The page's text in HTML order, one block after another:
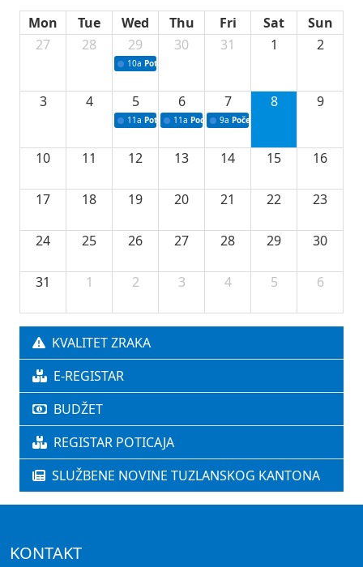
Mon Tue Wed Thu Fri Sat
Sun
27
28 29
10a Potpisivanje ugovora sa neprofitnim
30 31 1 2
3 4 5
11a Potpisivanje ugovora o stipendijama za
6
11a Podrška razvoju vodne infrastrukture u
7
9a Početak izgradnje nove
8 9
10 11 12 13 14 15 16
17 18 19 20 21 22 23
24 25 26 27 28 29 30
31 1 2 3 4 5 6
KVALITET ZRAKA
E-REGISTAR
BUDŽET
REGISTAR POTICAJA
SLUŽBENE NOVINE TUZLANSKOG KANTONA
KONTAKT